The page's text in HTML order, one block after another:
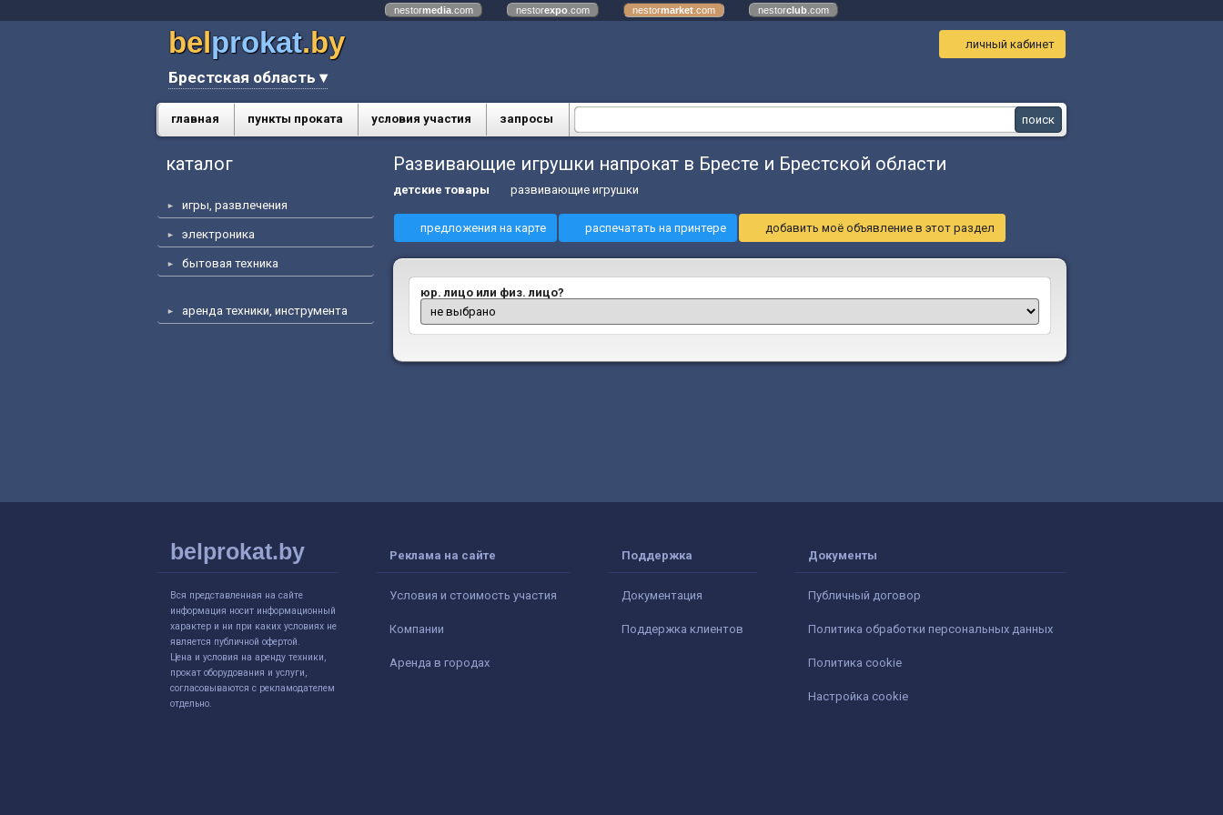
nestormedia .com nestorexpo .com nestormarket .com nestorclub .com
belprokat.by
Брестская область ▾
личный кабинет
главная пункты проката условия участия запросы
каталог
игры, развлечения
электроника
бытовая техника
аренда техники, инструмента
Развивающие игрушки напрокат в Бресте и Брестской области
детские товары развивающие игрушки
предложения на карте распечатать на принтере добавить моё объявление в этот раздел
юр. лицо или физ. лицо?
belprokat.by
Вся представленная на сайте
информация носит информационный
характер и ни при каких условиях не
является публичной офертой.
Цена и условия на аренду техники,
прокат оборудования и услуги,
согласовываются с рекламодателем
отдельно.
Реклама на сайте
Условия и стоимость участия
Компании
Аренда в городах
Поддержка
Документация
Поддержка клиентов
Документы
Публичный договор
Политика обработки персональных данных
Политика cookie
Настройка cookie